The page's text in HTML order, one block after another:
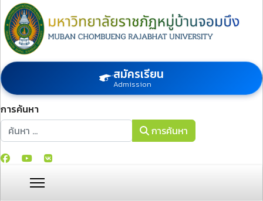
สมัครเรียน
Admission
การค้นหา
การค้นหา
การค้นหา